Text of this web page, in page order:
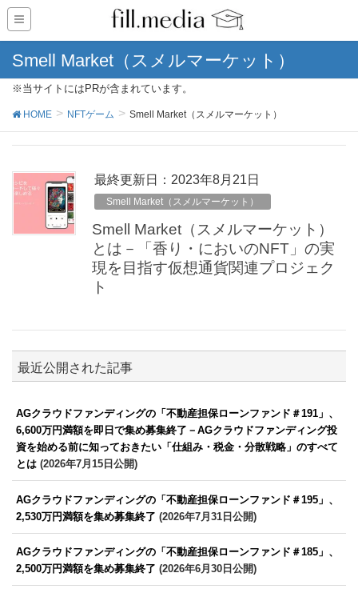
Smell Market（スメルマーケット）
※当サイトにはPRが含まれています。
HOME NFTゲーム Smell Market（スメルマーケット）
最終更新日：2023年8月21日
Smell Market（スメルマーケット）
Smell Market（スメルマーケット）
とは－「香り・においのNFT」の実
現を目指す仮想通貨関連プロジェク
ト
最近公開された記事
AGクラウドファンディングの「不動産担保ローンファンド＃191」、
6,600万円満額を即日で集め募集終了－AGクラウドファンディング投
資を始める前に知っておきたい「仕組み・税金・分散戦略」のすべて
とは (2026年7月15日公開)
AGクラウドファンディングの「不動産担保ローンファンド＃195」、
2,530万円満額を集め募集終了 (2026年7月31日公開)
AGクラウドファンディングの「不動産担保ローンファンド＃185」、
2,500万円満額を集め募集終了 (2026年6月30日公開)